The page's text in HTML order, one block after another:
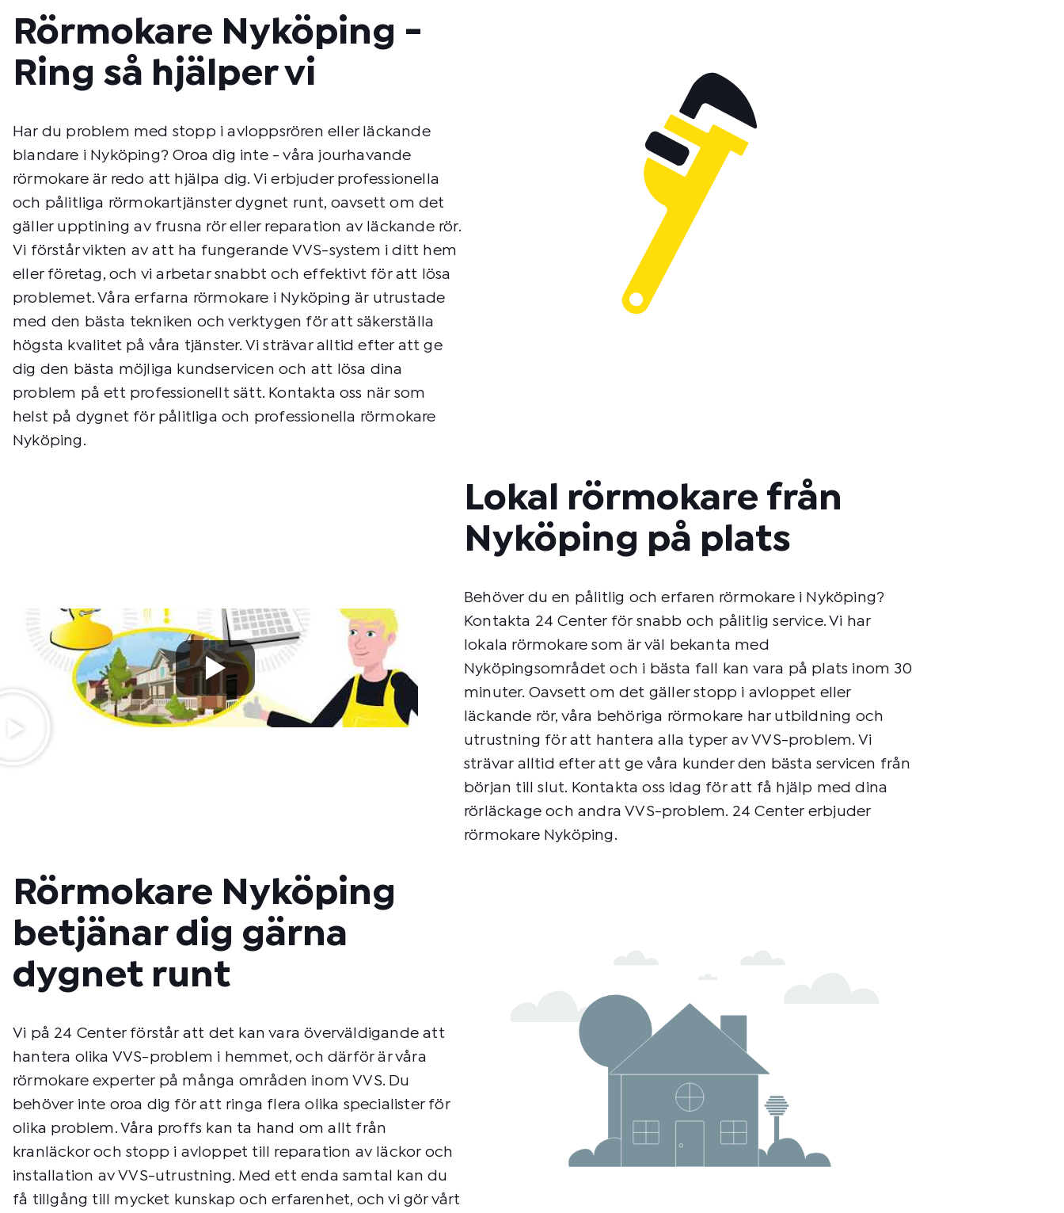
Rörmokare Nyköping -
Ring så hjälper vi
Har du problem med stopp i avloppsrören eller läckande
blandare i Nyköping? Oroa dig inte - våra jourhavande
rörmokare är redo att hjälpa dig. Vi erbjuder professionella
och pålitliga rörmokartjänster dygnet runt, oavsett om det
gäller upptining av frusna rör eller reparation av läckande rör.
Vi förstår vikten av att ha fungerande VVS-system i ditt hem
eller företag, och vi arbetar snabbt och effektivt för att lösa
problemet. Våra erfarna rörmokare i Nyköping är utrustade
med den bästa tekniken och verktygen för att säkerställa
högsta kvalitet på våra tjänster. Vi strävar alltid efter att ge
dig den bästa möjliga kundservicen och att lösa dina
problem på ett professionellt sätt. Kontakta oss när som
helst på dygnet för pålitliga och professionella rörmokare
Nyköping.
Lokal rörmokare från
Nyköping på plats
Behöver du en pålitlig och erfaren rörmokare i Nyköping?
Kontakta 24 Center för snabb och pålitlig service. Vi har
lokala rörmokare som är väl bekanta med
Nyköpingsområdet och i bästa fall kan vara på plats inom 30
minuter. Oavsett om det gäller stopp i avloppet eller
läckande rör, våra behöriga rörmokare har utbildning och
utrustning för att hantera alla typer av VVS-problem. Vi
strävar alltid efter att ge våra kunder den bästa servicen från
början till slut. Kontakta oss idag för att få hjälp med dina
rörläckage och andra VVS-problem. 24 Center erbjuder
rörmokare Nyköping.
Rörmokare Nyköping
betjänar dig gärna
dygnet runt
Vi på 24 Center förstår att det kan vara överväldigande att
hantera olika VVS-problem i hemmet, och därför är våra
rörmokare experter på många områden inom VVS. Du
behöver inte oroa dig för att ringa flera olika specialister för
olika problem. Våra proffs kan ta hand om allt från
kranläckor och stopp i avloppet till reparation av läckor och
installation av VVS-utrustning. Med ett enda samtal kan du
få tillgång till mycket kunskap och erfarenhet, och vi gör vårt